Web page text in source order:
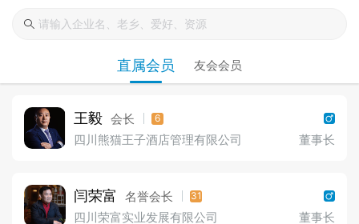
直属会员 友会会员
王毅 会长 6
四川熊猫王子酒店管理有限公司 董事长
闫荣富 名誉会长 31
四川荣富实业发展有限公司 董事长